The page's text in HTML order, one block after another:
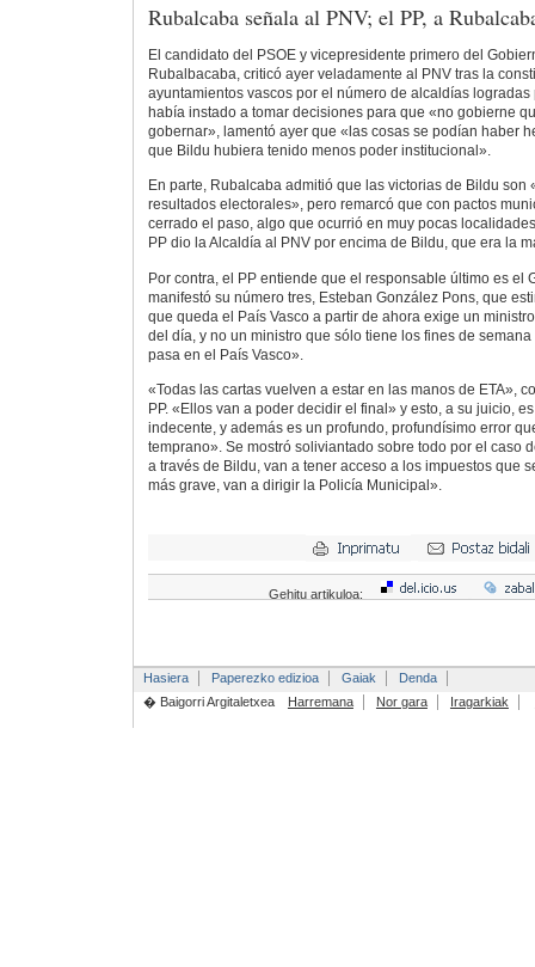
Rubalcaba señala al PNV; el PP, a
El candidato del PSOE y vicepresidente primero del
Rubalbacaba, criticó ayer veladamente al PNV tras la
ayuntamientos vascos por el número de alcaldías
había instado a tomar decisiones para que «no gobierne
gobernar», lamentó ayer que «las cosas se podían haber
que Bildu hubiera tenido menos poder institucional».
En parte, Rubalcaba admitió que las victorias de Bildu son
resultados electorales», pero remarcó que con pactos
cerrado el paso, algo que ocurrió en muy pocas
PP dio la Alcaldía al PNV por encima de Bildu, que era la
Por contra, el PP entiende que el responsable último es el
manifestó su número tres, Esteban González Pons, que
que queda el País Vasco a partir de ahora exige un
del día, y no un ministro que sólo tiene los fines de
pasa en el País Vasco».
«Todas las cartas vuelven a estar en las manos de ETA»,
PP. «Ellos van a poder decidir el final» y esto, a su juicio,
indecente, y además es un profundo, profundísimo error
temprano». Se mostró soliviantado sobre todo por el caso
a través de Bildu, van a tener acceso a los impuestos que
más grave, van a dirigir la Policía Municipal».
Gehitu artikuloa:
Hasiera Paperezko edizioa Gaiak
Denda
� Baigorri Argitaletxea
Harremana Nor gara Iragarkiak